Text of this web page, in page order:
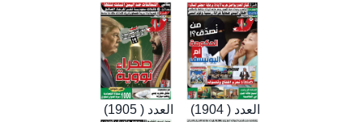
العدد ( 1905) العدد ( 1904)